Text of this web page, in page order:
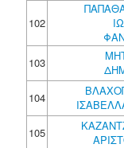
102
103
104
105